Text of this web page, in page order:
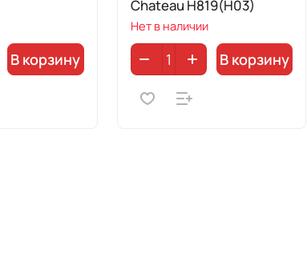
В корзину
Chateau H819(H03)
Нет в наличии
В корзину